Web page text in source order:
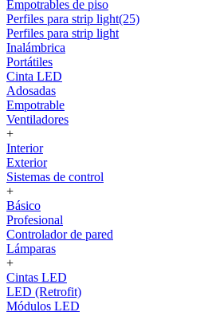
Empotrables de piso
Perfiles para strip light(25)
Perfiles para strip light
Inalámbrica
Portátiles
Cinta LED
Adosadas
Empotrable
Ventiladores
+
Interior
Exterior
Sistemas de control
+
Básico
Profesional
Controlador de pared
Lámparas
+
Cintas LED
LED (Retrofit)
Módulos LED